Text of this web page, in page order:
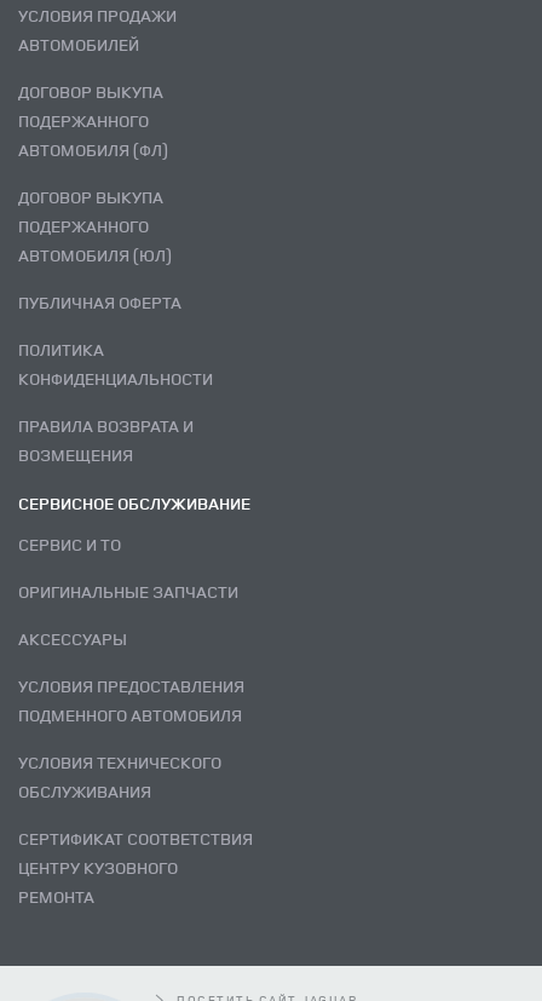
УСЛОВИЯ ПРОДАЖИ
АВТОМОБИЛЕЙ
ДОГОВОР ВЫКУПА
ПОДЕРЖАННОГО
АВТОМОБИЛЯ (ФЛ)
ДОГОВОР ВЫКУПА
ПОДЕРЖАННОГО
АВТОМОБИЛЯ (ЮЛ)
ПУБЛИЧНАЯ ОФЕРТА
ПОЛИТИКА
КОНФИДЕНЦИАЛЬНОСТИ
ПРАВИЛА ВОЗВРАТА И
ВОЗМЕЩЕНИЯ
СЕРВИСНОЕ ОБСЛУЖИВАНИЕ
СЕРВИС И ТО
ОРИГИНАЛЬНЫЕ ЗАПЧАСТИ
АКСЕССУАРЫ
УСЛОВИЯ ПРЕДОСТАВЛЕНИЯ
ПОДМЕННОГО АВТОМОБИЛЯ
УСЛОВИЯ ТЕХНИЧЕСКОГО
ОБСЛУЖИВАНИЯ
СЕРТИФИКАТ СООТВЕТСТВИЯ
ЦЕНТРУ КУЗОВНОГО
РЕМОНТА